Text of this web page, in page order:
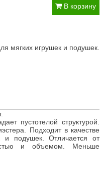
В корзину
мягких игрушек и подушек.
пустотелой структурой.
Подходит в качестве
и подушек. Отличается от
и объемом. Меньше